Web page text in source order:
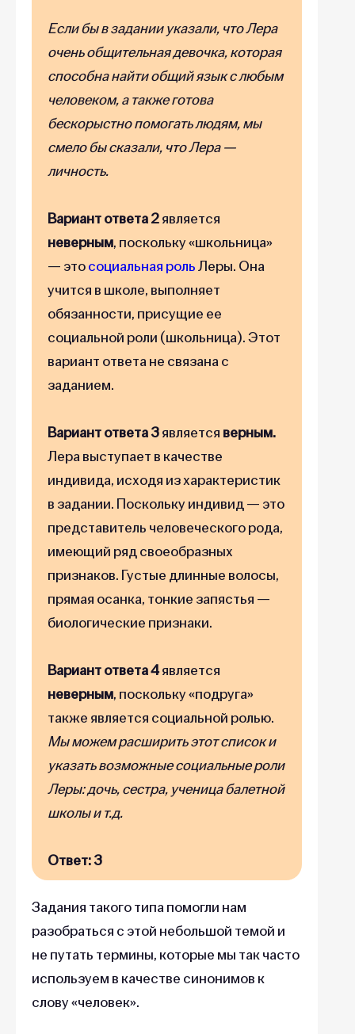
Если бы в задании указали, что Лера
очень общительная девочка, которая
способна найти общий язык с любым
человеком, а также готова
бескорыстно помогать людям, мы
смело бы сказали, что Лера —
личность.
Вариант ответа 2является
неверным, поскольку «школьница»
— этосоциальная рольЛеры. Она
учится в школе, выполняет
обязанности, присущие ее
социальной роли (школьница). Этот
вариант ответа не связана с
заданием.
Вариант ответа 3является верным.
Лера выступает в качестве
индивида, исходя из характеристик
в задании. Поскольку индивид — это
представитель человеческого рода,
имеющий ряд своеобразных
признаков. Густые длинные волосы,
прямая осанка, тонкие запястья —
биологические признаки.
Вариант ответа 4является
неверным, поскольку «подруга»
также является социальной ролью.
Мы можем расширить этот список и
указать возможные социальные роли
Леры: дочь, сестра, ученица балетной
школы и т.д.
Ответ: 3
Задания такого типа помогли нам
разобраться с этой небольшой темой и
не путать термины, которые мы так часто
используем в качестве синонимов к
слову «человек».